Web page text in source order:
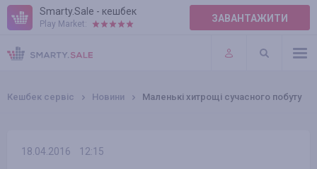
Smarty.Sale - кешбек
Play Market: ЗАВАНТАЖИТИ
ПРАВИЛА
ПЛАГІНИ
Кешбек сервіс Новини Маленькі хитрощі сучасного побуту
18.04.2016 12:15